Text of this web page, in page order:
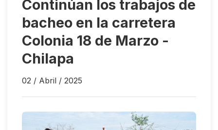
Continúan los trabajos de
bacheo en la carretera
Colonia 18 de Marzo -
Chilapa
02 / Abril / 2025